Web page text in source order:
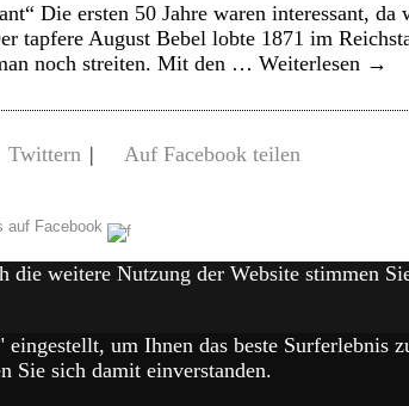
Die ersten 50 Jahre waren interessant,
tapfere August Bebel lobte 1871 im
noch streiten. Mit den … Weiterlesen →
Twittern | Auf Facebook teilen
auf Facebook
weitere Nutzung der Website stimmen
um Ihnen das beste Surferlebnis
Sie sich damit einverstanden.